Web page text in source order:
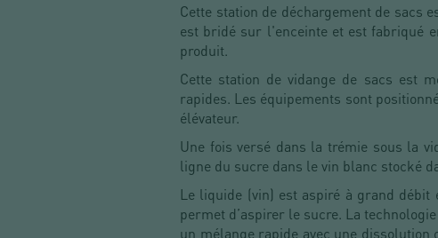
Cette station de déchargement de sacs
est bridé sur l'enceinte et est fabriqué
produit.
Cette station de vidange de sacs est
rapides. Les équipements sont
élévateur.
Une fois versé dans la trémie sous la
ligne du sucre dans le vin blanc stocké
Le liquide (vin) est aspiré à grand
permet d’aspirer le sucre. La
un mélange rapide avec une